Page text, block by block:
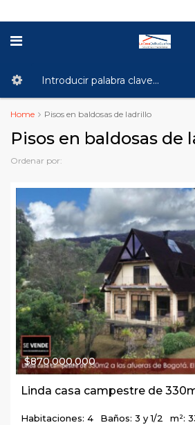
Home Pisos en baldosas de ladrillo
Pisos en baldosas de
Ordenar por:
$870,000,000
Habitaciones: 4 Baños: 3 y 1/2
m²: